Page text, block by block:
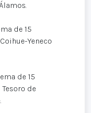
de 15
Yeneco
de 15
de